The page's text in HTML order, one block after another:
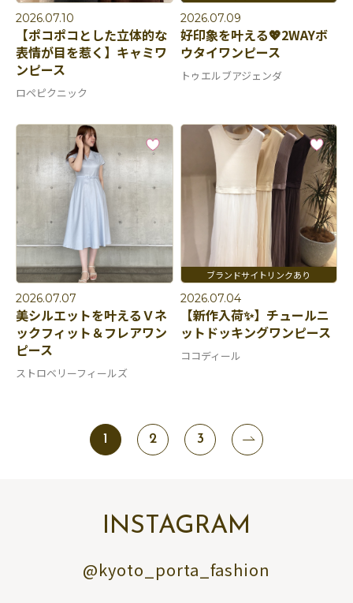
2026.07.10
【ポコポコとした立体的な
表情が目を惹く】キャミワ
ンピース
ロペピクニック
2026.07.09
好印象を叶える💖2WAYボ
ウタイワンピース
トゥエルブアジェンダ
2026.07.07
美シルエットを叶えるＶネ
ックフィット＆フレアワン
ピース
ストロベリーフィールズ
2026.07.04
【新作入荷✨】チュールニ
ットドッキングワンピース
ココディール
1 2 3
INSTAGRAM
@kyoto_porta_fashion